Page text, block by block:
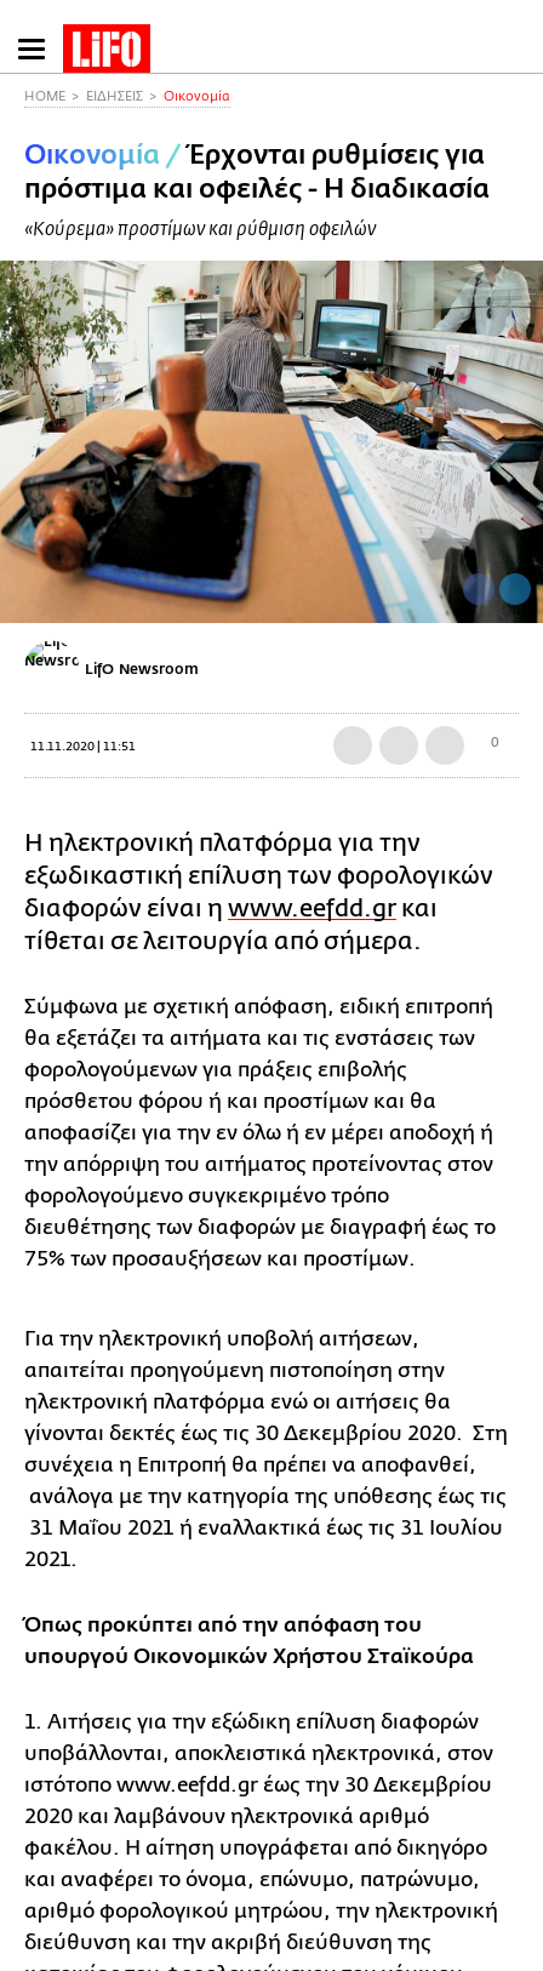
Παράκαμψη
προς
περιεχόμενο
HOME ΕΙΔΗΣΕΙΣ Οικονομία
Οικονομία /Έρχονται ρυθμίσεις για
πρόστιμα και οφειλές - Η διαδικασία
«Κούρεμα» προστίμων και ρύθμιση οφειλών
LifO Newsroom
11.11.2020 | 11:51 0
Η ηλεκτρονική πλατφόρμα για την
εξωδικαστική επίλυση των φορολογικών
διαφορών είναι η www.eefdd.grκαι
τίθεται σε λειτουργία από σήμερα.
Σύμφωνα με σχετική απόφαση, ειδική επιτροπή
θα εξετάζει τα αιτήματα και τις ενστάσεις των
φορολογούμενων για πράξεις επιβολής
πρόσθετου φόρου ή και προστίμων και θα
αποφασίζει για την εν όλω ή εν μέρει αποδοχή ή
την απόρριψη του αιτήματος προτείνοντας στον
φορολογούμενο συγκεκριμένο τρόπο
διευθέτησης των διαφορών με διαγραφή έως το
75% των προσαυξήσεων και προστίμων.
Για την ηλεκτρονική υποβολή αιτήσεων,
απαιτείται προηγούμενη πιστοποίηση στην
ηλεκτρονική πλατφόρμα ενώ οι αιτήσεις θα
γίνονται δεκτές έως τις 30 Δεκεμβρίου 2020. Στη
συνέχεια η Επιτροπή θα πρέπει να αποφανθεί,
ανάλογα με την κατηγορία της υπόθεσης έως τις
31 Μαΐου 2021 ή εναλλακτικά έως τις 31 Ιουλίου
2021.
Όπως προκύπτει από την απόφαση του
υπουργού Οικονομικών Χρήστου Σταϊκούρα
1. Αιτήσεις για την εξώδικη επίλυση διαφορών
υποβάλλονται, αποκλειστικά ηλεκτρονικά, στον
ιστότοπο www.eefdd.gr έως την 30 Δεκεμβρίου
2020 και λαμβάνουν ηλεκτρονικά αριθμό
φακέλου. Η αίτηση υπογράφεται από δικηγόρο
και αναφέρει το όνομα, επώνυμο, πατρώνυμο,
αριθμό φορολογικού μητρώου, την ηλεκτρονική
διεύθυνση και την ακριβή διεύθυνση της